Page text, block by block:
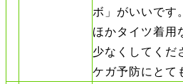
ボ」がいいです。
ほかタイツ着用
少なくしてくだ
ケガ予防にとて